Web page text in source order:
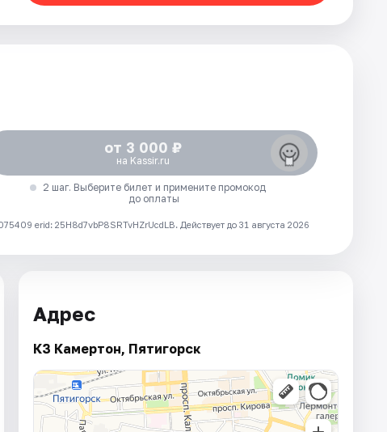
от 3 000 ₽
на Kassir.ru
2 шаг. Выберите билет и примените промокод
до оплаты
erid: 25H8d7vbP8SRTvHZrUcdLB. Действует до 31 августа 2026
Адрес
КЗ Камертон, Пятигорск